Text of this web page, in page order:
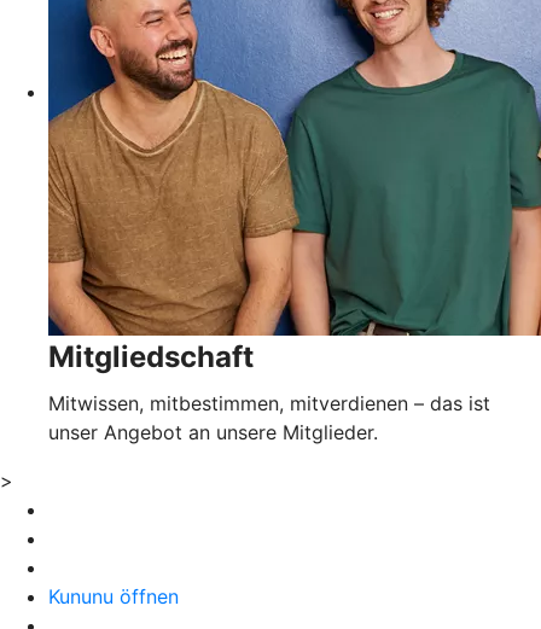
Mitgliedschaft
Mitwissen, mitbestimmen, mitverdienen – das ist
unser Angebot an unsere Mitglieder.
>
Kununu öffnen